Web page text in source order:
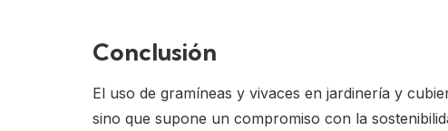
Conclusión
El uso de gramíneas y vivaces en jardinería y
sino que supone un compromiso con la